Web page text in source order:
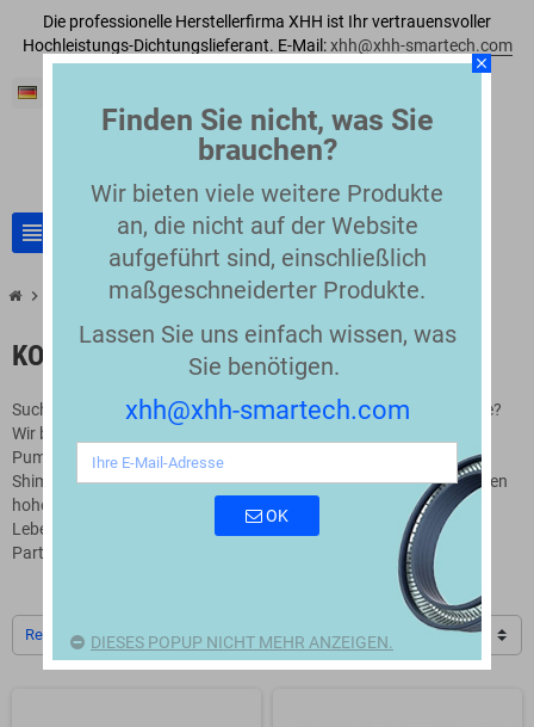
Die professionelle Herstellerfirma XHH ist Ihr vertrauensvoller
Hochleistungs-Dichtungslieferant. E-Mail: xhh@xhh-smartech.com
view_headline
chevron_right Kompatible HPLC-Dichtungen
KOMPATIBLE HPLC-DICHTUNGEN
Suchen Sie zuverlässige Ersatzdichtungen für Ihre HPLC-Systeme?
Wir bieten eine vollständige Palette kompatibler HPLC-
Pumpendichtungen, die für führende Marken wie Agilent, Waters,
Shimadzu und andere entwickelt wurden. Unsere Dichtungen bieten
hohe Chemikalienbeständigkeit, präzise Passform und lange
Lebensdauer – ideal für Labore, Gerätedienstleister und OEM-
Partner.
Relevanz
close
Finden Sie nicht, was Sie
brauchen?
Wir bieten viele weitere Produkte
an, die nicht auf der Website
aufgeführt sind, einschließlich
maßgeschneiderter Produkte.
Lassen Sie uns einfach wissen, was
Sie benötigen.
xhh@xhh-smartech.com
OK
DIESES POPUP NICHT MEHR ANZEIGEN.